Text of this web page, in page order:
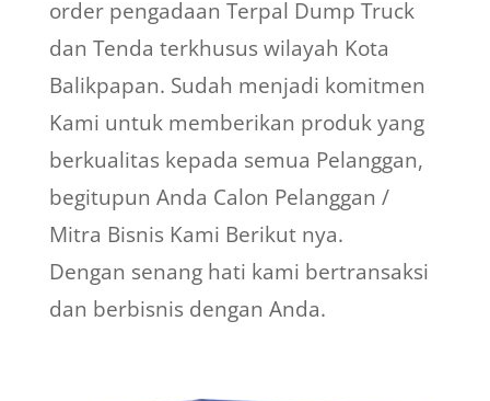
order pengadaan Terpal Dump Truck
dan Tenda terkhusus wilayah Kota
Balikpapan. Sudah menjadi komitmen
Kami untuk memberikan produk yang
berkualitas kepada semua Pelanggan,
begitupun Anda Calon Pelanggan /
Mitra Bisnis Kami Berikut nya.
Dengan senang hati kami bertransaksi
dan berbisnis dengan Anda.